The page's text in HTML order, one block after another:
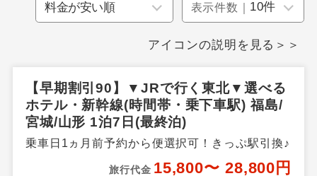
表示件数｜
アイコンの説明を見る＞＞
【早期割引90】▼JRで行く東北▼選べる
ホテル・新幹線(時間帯・乗下車駅) 福島/
宮城/山形 1泊7日(最終泊)
乗車日1ヵ月前予約から便選択可！きっぷ駅引換♪
旅行代金 15,800〜 28,800円